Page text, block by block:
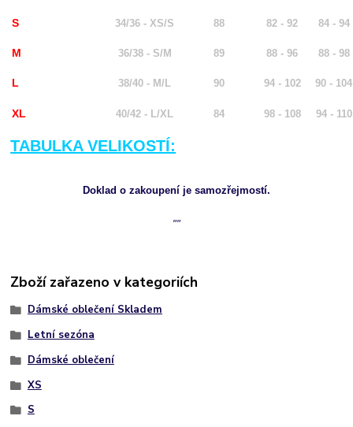
TABULKA VELIKOSTÍ:
S 34/36 - XS/S 88 82 - 92 84 - 94
M 36/38 - S/M 89 88 - 96 88 - 98
L 38/40 - M/L 90 94 - 102 90 - 104
XL 40/42 - L/XL 84 98 - 108 94 - 110
Doklad o zakoupení je samozřejmostí.
""
Zboží zařazeno v kategoriích
Dámské oblečení Skladem
Letní sezóna
Dámské oblečení
XS
S